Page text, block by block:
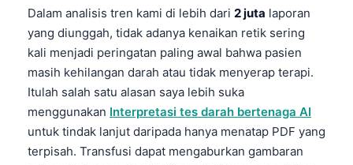
Dalam analisis tren kami di lebih dari 2 juta laporan
yang diunggah, tidak adanya kenaikan retik sering
kali menjadi peringatan paling awal bahwa pasien
masih kehilangan darah atau tidak menyerap terapi.
Itulah salah satu alasan saya lebih suka
menggunakan Interpretasi tes darah bertenaga AI
untuk tindak lanjut daripada hanya menatap PDF yang
terpisah. Transfusi dapat mengaburkan gambaran
ქართული
Русский
Lietuvių kalba
Polski
한국어
Slovenščina